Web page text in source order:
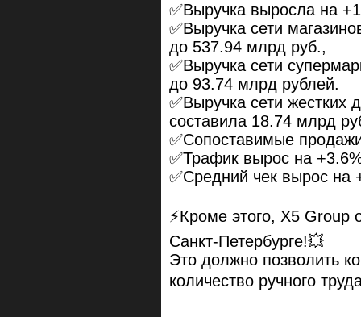
✅Выручка выросла на
✅Выручка сети
до 537.94 млрд руб.,
✅Выручка сети
до 93.74 млрд рублей.
✅Выручка сети жестких
составила 18.74 млрд
✅Сопоставимые
✅Трафик вырос на
✅Средний чек вырос на
⚡️Кроме этого, X5 Group
Санкт-Петербурге!💥
Это должно позволить
количество ручного